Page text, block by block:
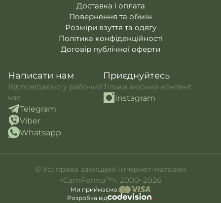
Доставка і оплата
Повернення та обмін
Розміри взуття та одягу
Політика конфіденційності
Договір публічної оферти
Написати нам
Відповідаємо у рабочий
час
Telegram
Viber
Whatsapp
Приєднуйтесь
Тільки якісний контент
Instagram
© Усі права захищені Інтернет-магазин
«CamForma™», 2000–2026
Розробка від
Ми приймаємо: